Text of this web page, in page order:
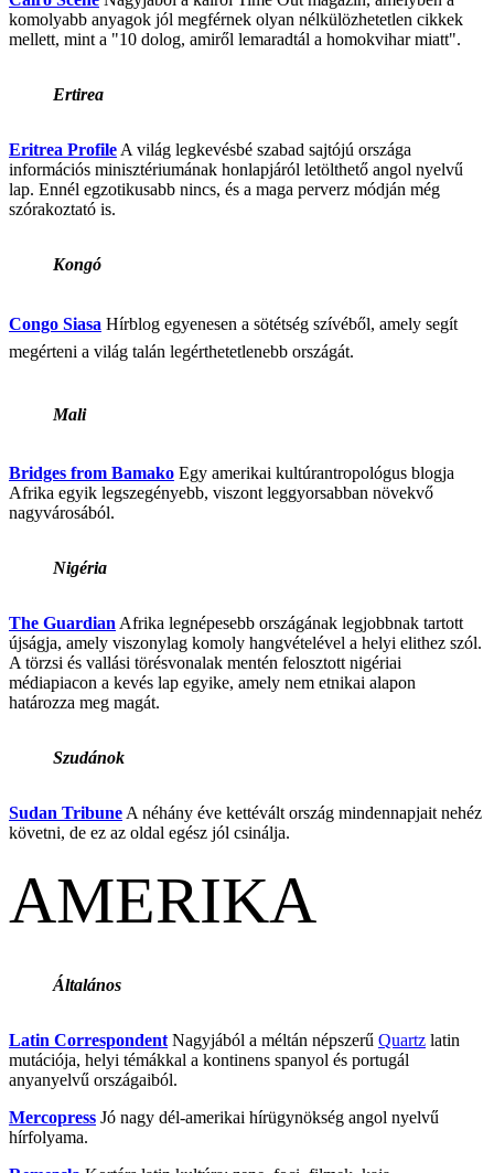
komolyabb anyagok jól megférnek olyan nélkülözhetetlen cikkek
mellett, mint a "10 dolog, amiről lemaradtál a homokvihar miatt".
Ertirea
Eritrea Profile A világ legkevésbé szabad sajtójú országa
információs minisztériumának honlapjáról letölthető angol nyelvű
lap. Ennél egzotikusabb nincs, és a maga perverz módján még
szórakoztató is.
Kongó
Congo Siasa Hírblog egyenesen a sötétség szívéből, amely segít
megérteni a világ talán legérthetetlenebb országát.
Mali
Bridges from Bamako Egy amerikai kultúrantropológus blogja
Afrika egyik legszegényebb, viszont leggyorsabban növekvő
nagyvárosából.
Nigéria
The Guardian Afrika legnépesebb országának legjobbnak tartott
újságja, amely viszonylag komoly hangvételével a helyi elithez szól.
A törzsi és vallási törésvonalak mentén felosztott nigériai
médiapiacon a kevés lap egyike, amely nem etnikai alapon
határozza meg magát.
Szudánok
Sudan Tribune A néhány éve kettévált ország mindennapjait nehéz
követni, de ez az oldal egész jól csinálja.
AMERIKA
Általános
Latin Correspondent Nagyjából a méltán népszerű Quartz latin
mutációja, helyi témákkal a kontinens spanyol és portugál
anyanyelvű országaiból.
Mercopress Jó nagy dél-amerikai hírügynökség angol nyelvű
hírfolyama.